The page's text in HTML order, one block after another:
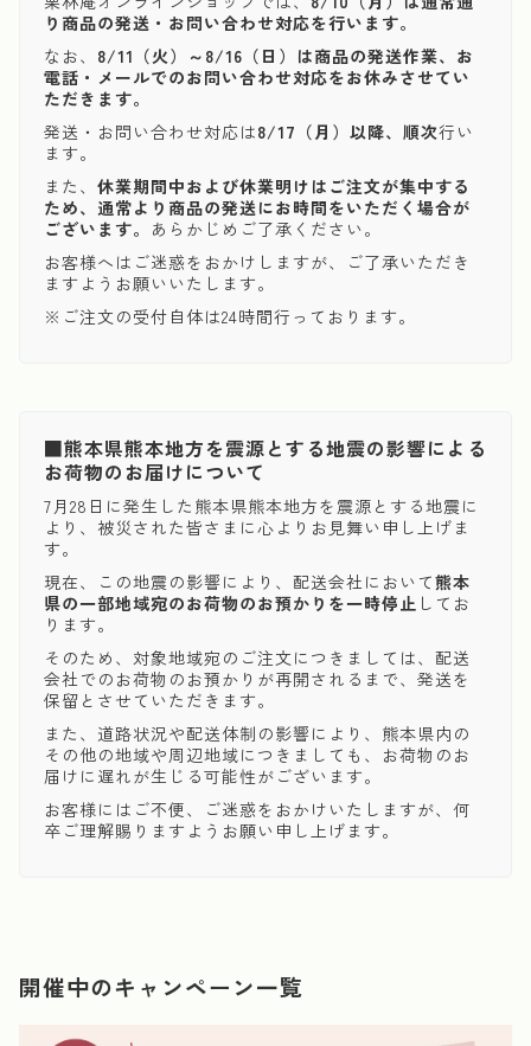
り商品の発送・お問い合わせ対応を行います。
なお、 8/11（火）～8/16（日）は商品の発送作業、お
電話・メールでのお問い合わせ対応をお休みさせてい
ただきます。
発送・お問い合わせ対応は8/17（月）以降、順次行い
ます。
また、 休業期間中および休業明けはご注文が集中する
ため、通常より商品の発送にお時間をいただく場合が
ございます。 あらかじめご了承ください。
お客様へはご迷惑をおかけしますが、ご了承いただき
ますようお願いいたします。
※ご注文の受付自体は24時間行っております。
■熊本県熊本地方を震源とする地震の影響による
お荷物のお届けについて
7月28日に発生した熊本県熊本地方を震源とする地震に
より、被災された皆さまに心よりお見舞い申し上げま
す。
現在、この地震の影響により、配送会社において熊本
県の一部地域宛のお荷物のお預かりを一時停止 してお
ります。
そのため、対象地域宛のご注文につきましては、配送
会社でのお荷物のお預かりが再開されるまで、発送を
保留とさせていただきます。
また、道路状況や配送体制の影響により、熊本県内の
その他の地域や周辺地域につきましても、お荷物のお
届けに遅れが生じる可能性がございます。
お客様にはご不便、ご迷惑をおかけいたしますが、何
卒ご理解賜りますようお願い申し上げます。
開催中のキャンペーン一覧